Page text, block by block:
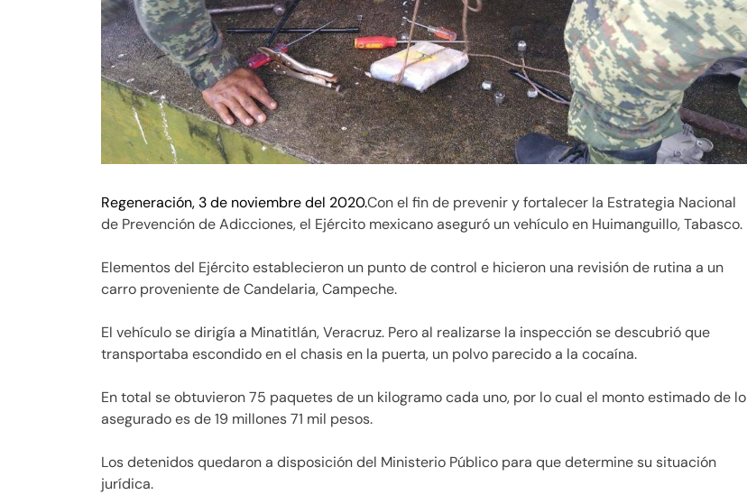
Regeneración, 3 de noviembre del 2020.Con el fin de prevenir y fortalecer la Estrategia Nacional
de Prevención de Adicciones, el Ejército mexicano aseguró un vehículo en Huimanguillo, Tabasco.
Elementos del Ejército establecieron un punto de control e hicieron una revisión de rutina a un
carro proveniente de Candelaria, Campeche.
El vehículo se dirigía a Minatitlán, Veracruz. Pero al realizarse la inspección se descubrió que
transportaba escondido en el chasis en la puerta, un polvo parecido a la cocaína.
En total se obtuvieron 75 paquetes de un kilogramo cada uno, por lo cual el monto estimado de lo
asegurado es de 19 millones 71 mil pesos.
Los detenidos quedaron a disposición del Ministerio Público para que determine su situación
jurídica.